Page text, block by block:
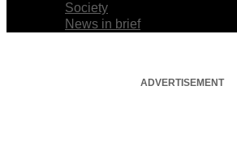
Society
News in brief
ADVERTISEMENT